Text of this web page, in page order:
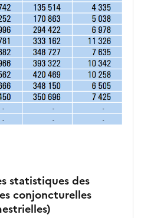
statistiques des
conjoncturelles